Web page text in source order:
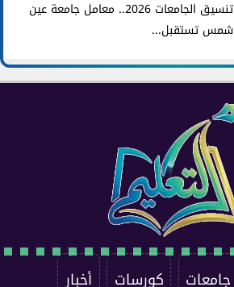
تنسيق الجامعات 2026.. معامل جامعة عين
شمس تستقبل...
جامعات كورسات أخبار